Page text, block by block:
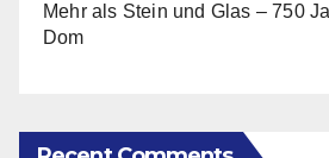
Mehr als Stein und Glas – 750
Dom